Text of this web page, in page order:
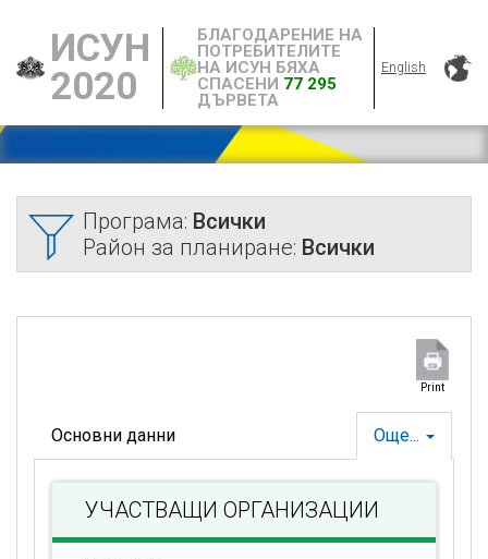
ИСУН
2020
БЛАГОДАРЕНИЕ НА
ПОТРЕБИТЕЛИТЕ
НА ИСУН БЯХА
СПАСЕНИ 77 295
ДЪРВЕТА
English
Програма: Всички
Район за планиране: Всички
Print
Още...
Основни данни
УЧАСТВАЩИ ОРГАНИЗАЦИИ